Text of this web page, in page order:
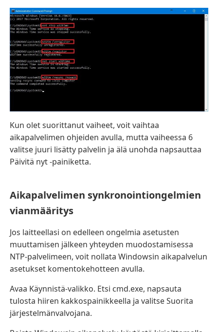
Kun olet suorittanut vaiheet, voit vaihtaa
aikapalvelimen ohjeiden avulla, mutta vaiheessa 6
valitse juuri lisätty palvelin ja älä unohda napsauttaa
Päivitä nyt -painiketta.
Aikapalvelimen synkronointiongelmien
vianmääritys
Jos laitteellasi on edelleen ongelmia asetusten
muuttamisen jälkeen yhteyden muodostamisessa
NTP-palvelimeen, voit nollata Windowsin aikapalvelun
asetukset komentokehotteen avulla.
Avaa Käynnistä-valikko. Etsi cmd.exe, napsauta
tulosta hiiren kakkospainikkeella ja valitse Suorita
järjestelmänvalvojana.